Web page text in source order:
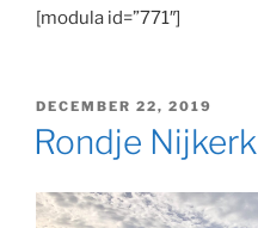
[modula id=”771″]
GEPLAATST
OP
DECEMBER 22, 2019
Rondje Nijkerk